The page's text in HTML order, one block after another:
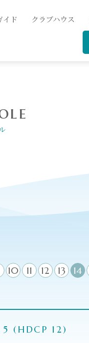
イド クラブハウス
10 11 12 13 14
5 (HDCP 12)